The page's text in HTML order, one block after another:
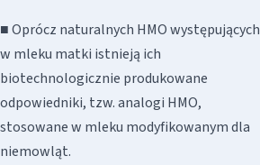
■ Oprócz naturalnych HMO występujących
w mleku matki istnieją ich
biotechnologicznie produkowane
odpowiedniki, tzw. analogi HMO,
stosowane w mleku modyfikowanym dla
niemowląt.